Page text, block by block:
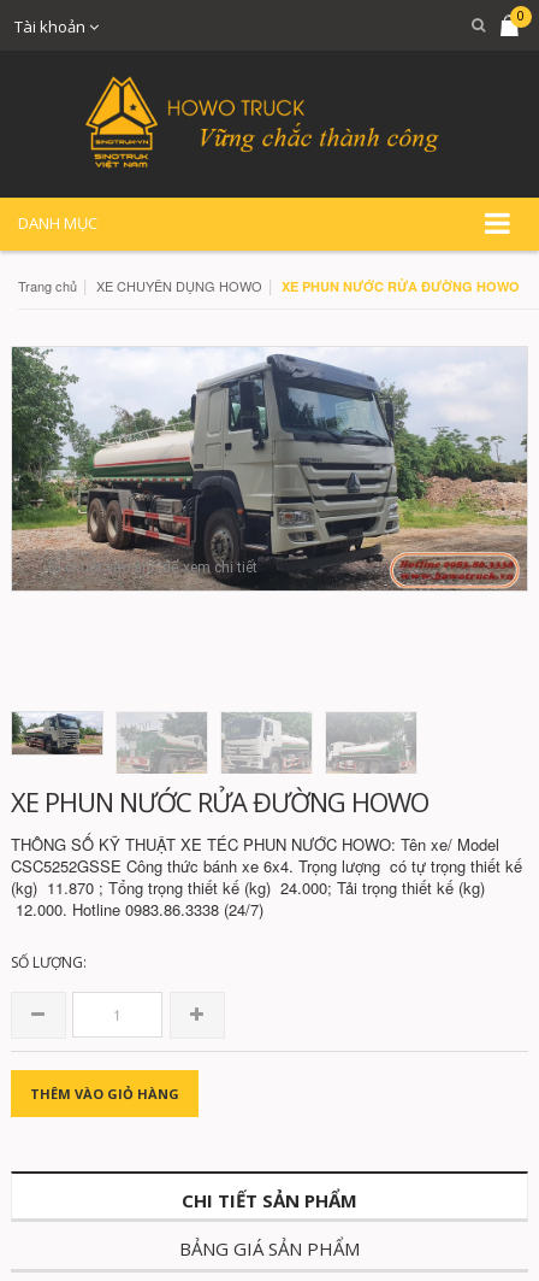
Tài khoản
0
DANH MỤC
Trang chủ | XE CHUYÊN DỤNG HOWO | XE PHUN NƯỚC RỬA ĐƯỜNG HOWO
Di chuột vào ảnh để xem chi tiết
XE PHUN NƯỚC RỬA ĐƯỜNG HOWO
THÔNG SỐ KỸ THUẬT XE TÉC PHUN NƯỚC HOWO: Tên xe/ Model
CSC5252GSSE Công thức bánh xe 6x4. Trọng lượng có tự trọng thiết kế
(kg) 11.870 ; Tổng trọng thiết kế (kg) 24.000; Tải trọng thiết kế (kg)
12.000. Hotline 0983.86.3338 (24/7)
SỐ LƯỢNG:
THÊM VÀO GIỎ HÀNG
CHI TIẾT SẢN PHẨM
BẢNG GIÁ SẢN PHẨM